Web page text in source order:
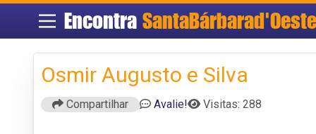
Encontra SantaBárbarad'Oeste
Osmir Augusto e Silva
Compartilhar Avalie! Visitas: 288